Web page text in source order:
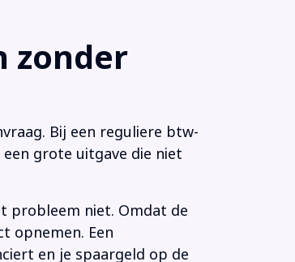
zonder
Bij een reguliere btw-
grote uitgave die niet
probleem niet. Omdat de
opnemen. Een
en je spaargeld op de